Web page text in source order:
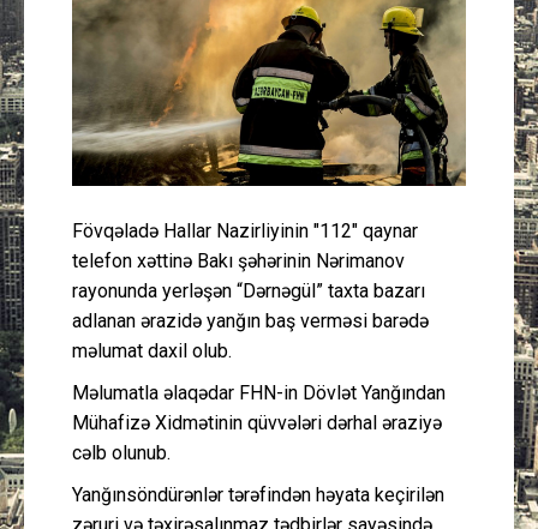
Müsahibə
İdman
Layihə
Gündəm
Cəmiyyət
Əlaqə
Fövqəladə Hallar Nazirliyinin "112" qaynar
telefon xəttinə Bakı şəhərinin Nərimanov
rayonunda yerləşən “Dərnəgül” taxta bazarı
adlanan ərazidə yanğın baş verməsi barədə
məlumat daxil olub.
Məlumatla əlaqədar FHN-in Dövlət Yanğından
Mühafizə Xidmətinin qüvvələri dərhal əraziyə
cəlb olunub.
Yanğınsöndürənlər tərəfindən həyata keçirilən
zəruri və təxirəsalınmaz tədbirlər sayəsində